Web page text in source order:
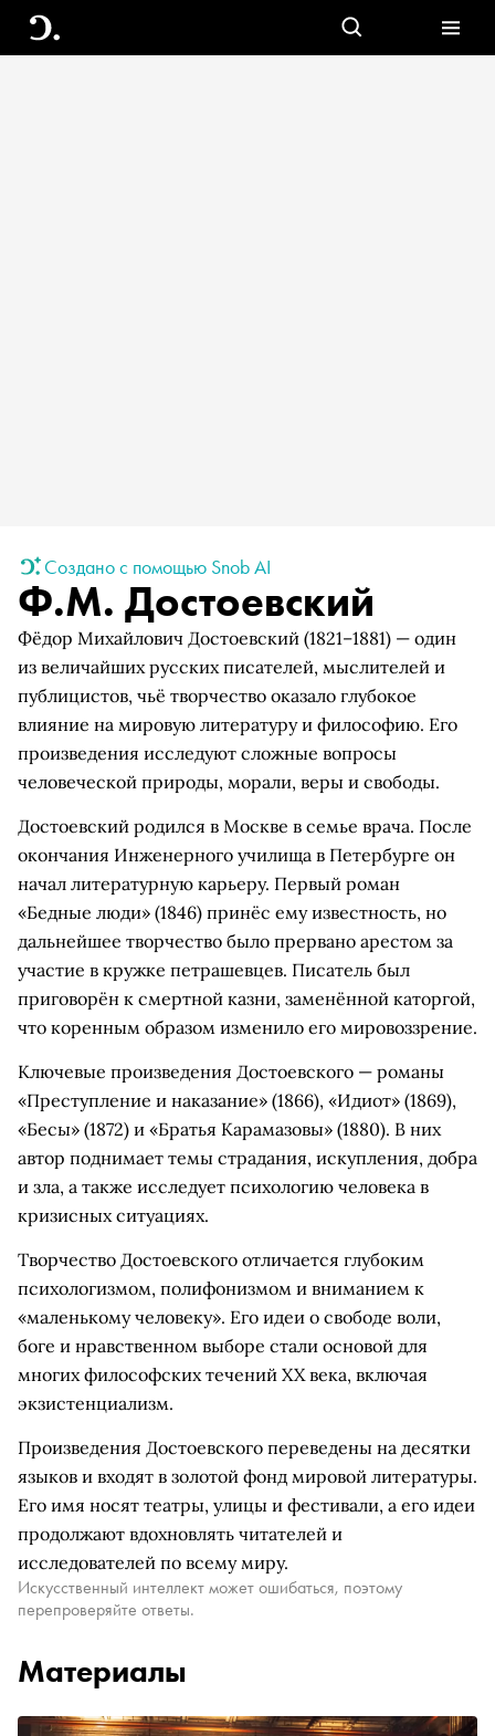
Создано с помощью Snob AI
Ф.М. Достоевский
Фёдор Михайлович Достоевский (1821–1881) — один
из величайших русских писателей, мыслителей и
публицистов, чьё творчество оказало глубокое
влияние на мировую литературу и философию. Его
произведения исследуют сложные вопросы
человеческой природы, морали, веры и свободы.
Достоевский родился в Москве в семье врача. После
окончания Инженерного училища в Петербурге он
начал литературную карьеру. Первый роман
«Бедные люди» (1846) принёс ему известность, но
дальнейшее творчество было прервано арестом за
участие в кружке петрашевцев. Писатель был
приговорён к смертной казни, заменённой каторгой,
что коренным образом изменило его мировоззрение.
Ключевые произведения Достоевского — романы
«Преступление и наказание» (1866), «Идиот» (1869),
«Бесы» (1872) и «Братья Карамазовы» (1880). В них
автор поднимает темы страдания, искупления, добра
и зла, а также исследует психологию человека в
кризисных ситуациях.
Творчество Достоевского отличается глубоким
психологизмом, полифонизмом и вниманием к
«маленькому человеку». Его идеи о свободе воли,
боге и нравственном выборе стали основой для
многих философских течений XX века, включая
экзистенциализм.
Произведения Достоевского переведены на десятки
языков и входят в золотой фонд мировой литературы.
Его имя носят театры, улицы и фестивали, а его идеи
продолжают вдохновлять читателей и
исследователей по всему миру.
Искусственный интеллект может ошибаться, поэтому
перепроверяйте ответы.
Материалы